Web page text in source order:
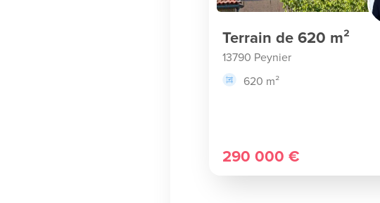
Terrain de 620 m²
13790 Peynier
620 m²
290 000 €